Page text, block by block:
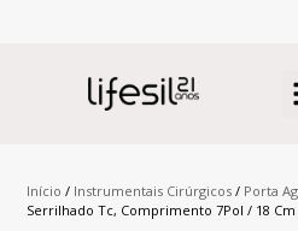
Início / Instrumentais Cirúrgicos / Porta
Serrilhado Tc, Comprimento 7Pol / 18 Cm